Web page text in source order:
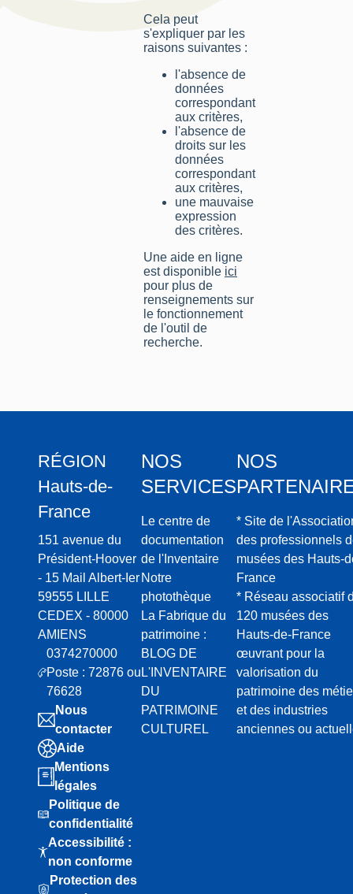
Cela peut
s'expliquer par les
raisons suivantes :
l'absence de
données
correspondant
aux critères,
l'absence de
droits sur les
données
correspondant
aux critères,
une mauvaise
expression
des critères.
Une aide en ligne
est disponible ici
pour plus de
renseignements sur
le fonctionnement
de l'outil de
recherche.
RÉGION
Hauts-de-
France
151 avenue du
Président-Hoover
- 15 Mail Albert-Ier
59555 LILLE
CEDEX - 80000
AMIENS
0374270000
Poste : 72876 ou
76628
Nous
contacter
Aide
Mentions
légales
Politique de
confidentialité
Accessibilité :
non conforme
Protection des
NOS
SERVICES
Le centre de
documentation
de l'Inventaire
Notre
photothèque
La Fabrique du
patrimoine :
BLOG DE
L'INVENTAIRE
DU
PATRIMOINE
CULTUREL
NOS
* Site de
des professionnels
musées des Hauts-
France
* Réseau associatif
120 musées des
Hauts-de-France
œuvrant pour la
valorisation du
patrimoine des
et des industries
anciennes ou